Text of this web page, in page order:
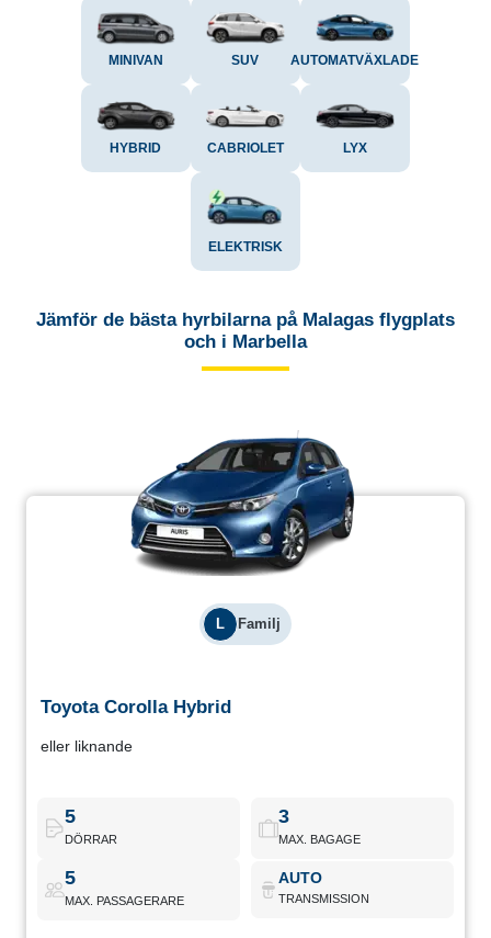
MINIVAN SUV AUTOMATVÄXLADE
HYBRID CABRIOLET LYX
ELEKTRISK
Jämför de bästa hyrbilarna på Malagas flygplats
och i Marbella
L Familj
Toyota Corolla Hybrid
eller liknande
5
DÖRRAR
3
MAX. BAGAGE
5
MAX. PASSAGERARE
AUTO
TRANSMISSION
Toyota Corolla Hybrid